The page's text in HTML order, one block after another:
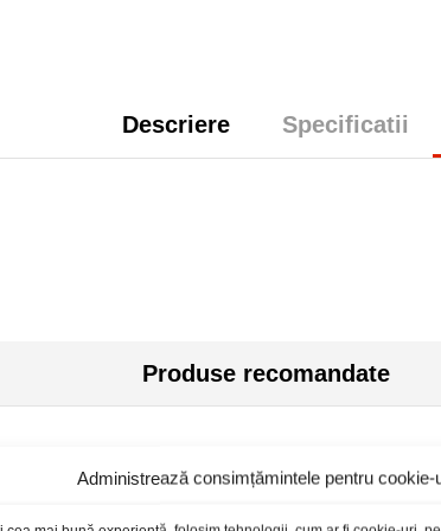
Administrează consimțămintele pentru cookie-
Descriere Specificatii
Produse recomandate